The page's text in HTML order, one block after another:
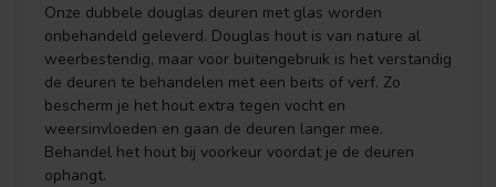
Onze dubbele douglas deuren met glas worden
onbehandeld geleverd. Douglas hout is van nature al
weerbestendig, maar voor buitengebruik is het verstandig
de deuren te behandelen met een beits of verf. Zo
bescherm je het hout extra tegen vocht en
weersinvloeden en gaan de deuren langer mee.
Behandel het hout bij voorkeur voordat je de deuren
ophangt.